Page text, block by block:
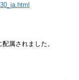
属されました。